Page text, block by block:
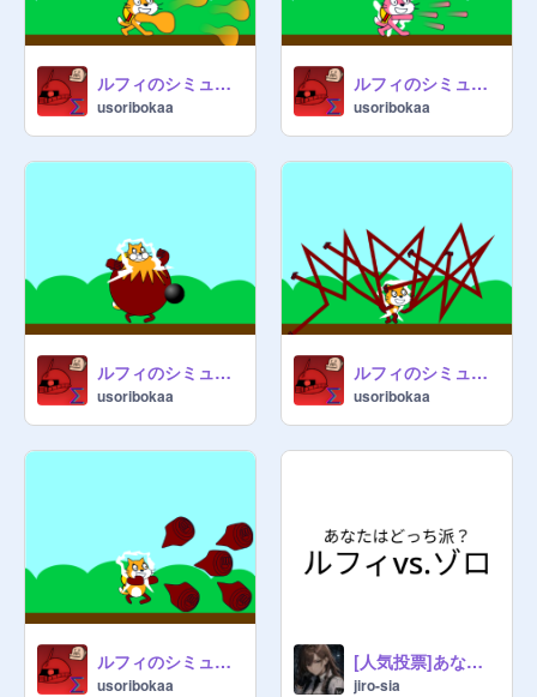
ルフィのシミュレーター ギア3 ver.
usoribokaa
ルフィのシミュレーター ギア2 ver.
usoribokaa
ルフィのシミュレーター ギア4 タンクマン
usoribokaa
ルフィのシミュレーター ギア4 スネイクマン
usoribokaa
ルフィのシミュレーター ギア4 バウンドマン
usoribokaa
[人気投票]あなたはどっち派？第1弾
jiro-sia